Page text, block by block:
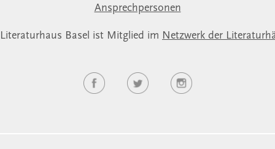
Ansprechpersonen
Basel ist Mitglied im Netzwerk der